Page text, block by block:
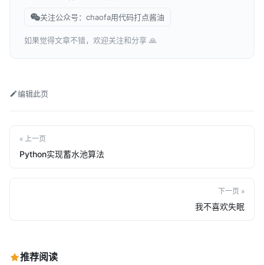
关注公众号：chaofa用代码打点酱油
如果觉得文章不错，欢迎关注和分享 🙏
编辑此页
« 上一页
Python实现蓄水池算法
下一页 »
我不喜欢失眠
推荐阅读